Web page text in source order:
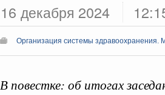
16 декабря 2024
Организация системы здравоохранения.
В повестке: об итогах
Общество
Государство